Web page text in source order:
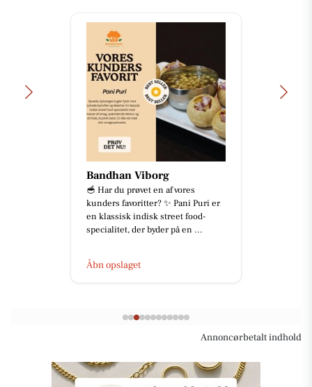
Bandhan Viborg
🥣 Har du prøvet en af vores
kunders favoritter? ✨ Pani Puri er
en klassisk indisk street food-
specialitet, der byder på en ...
Åbn opslaget
Annoncørbetalt indhold